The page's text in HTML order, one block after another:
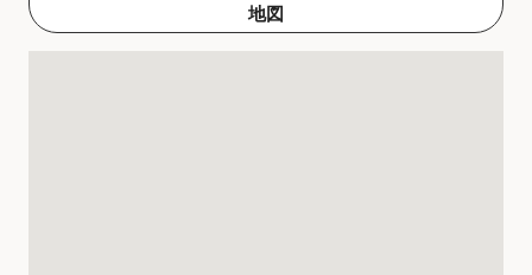
地図